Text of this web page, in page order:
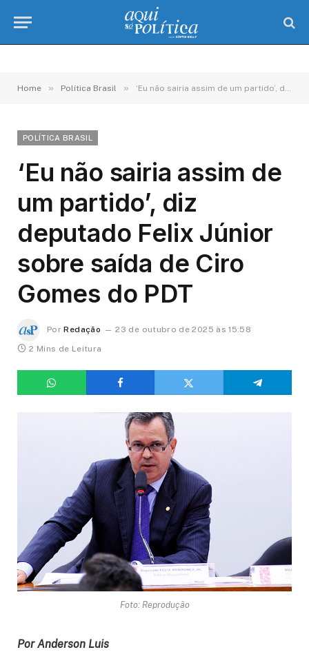
Home » Política Brasil » ‘Eu não sairia assim de um partido’, diz deputado Felix Júnior sobre saída de Ciro Gomes do PDT
POLÍTICA BRASIL
‘Eu não sairia assim de
um partido’, diz
deputado Felix Júnior
sobre saída de Ciro
Gomes do PDT
Por Redação
23 de outubro de 2025 às 15:58
2 Mins de Leitura
Foto: Reprodução
Por Anderson Luis